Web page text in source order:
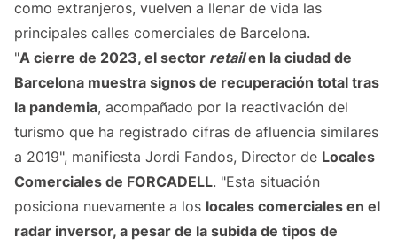
como extranjeros, vuelven a llenar de vida las
principales calles comerciales de Barcelona.
"A cierre de 2023, el sector retailen la ciudad de
Barcelona muestra signos de recuperación total tras
la pandemia, acompañado por la reactivación del
turismo que ha registrado cifras de afluencia similares
a 2019", manifiesta Jordi Fandos, Director de Locales
Comerciales de FORCADELL. "Esta situación
posiciona nuevamente a los locales comerciales en el
radar inversor, a pesar de la subida de tipos de